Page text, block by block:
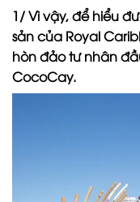
1/ Vì vậy, để hiểu
sản của Royal
hòn đảo tư nhân
CocoCay.